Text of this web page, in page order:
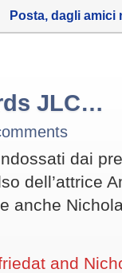
Posta, dagli amici
JLC…
dai
dell’attrice
anche
and